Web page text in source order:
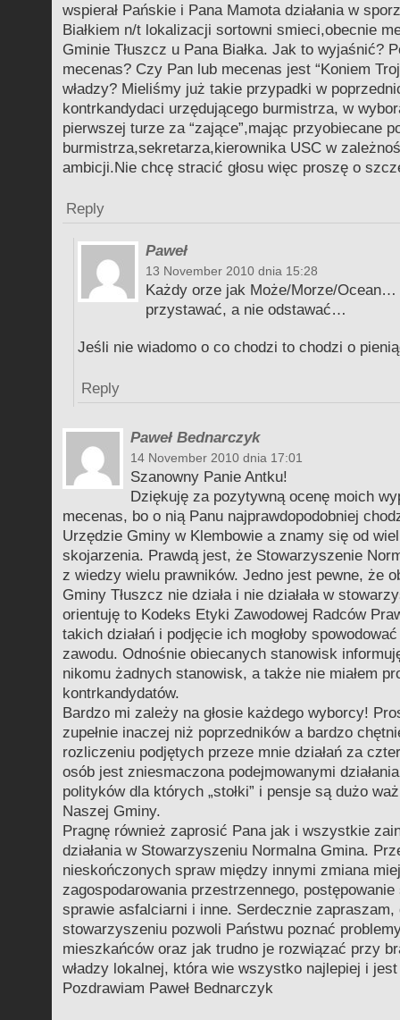
wspierał Pańskie i Pana Mamota działania w
Białkiem n/t lokalizacji sortowni smieci,obecnie
Gminie Tłuszcz u Pana Białka. Jak to wyjaśnić?
mecenas? Czy Pan lub mecenas jest “Koniem
władzy? Mieliśmy już takie przypadki w
kontrkandydaci urzędującego burmistrza, w
pierwszej turze za “zające”,mając przyobiecane
burmistrza,sekretarza,kierownika USC w
ambicji.Nie chcę stracić głosu więc proszę o
Reply
Paweł
13 November 2010 dnia 15:28
Każdy orze jak Może/Morze/
przystawać, a nie odstawać…
Jeśli nie wiadomo o co chodzi to chodzi o
Reply
Paweł Bednarczyk
14 November 2010 dnia 17:01
Szanowny Panie Antku!
Dziękuję za pozytywną ocenę moich
mecenas, bo o nią Panu najprawdopodobniej
Urzędzie Gminy w Klembowie a znamy się od
skojarzenia. Prawdą jest, że Stowarzyszenie
z wiedzy wielu prawników. Jedno jest pewne, że
Gminy Tłuszcz nie działa i nie działała w
orientuję to Kodeks Etyki Zawodowej Radców
takich działań i podjęcie ich mogłoby
zawodu. Odnośnie obiecanych stanowisk
nikomu żadnych stanowisk, a także nie miałem
kontrkandydatów.
Bardzo mi zależy na głosie każdego wyborcy!
zupełnie inaczej niż poprzedników a bardzo
rozliczeniu podjętych przeze mnie działań za
osób jest zniesmaczona podejmowanymi
polityków dla których „stołki” i pensje są dużo
Naszej Gminy.
Pragnę również zaprosić Pana jak i wszystkie
działania w Stowarzyszeniu Normalna Gmina.
nieskończonych spraw między innymi zmiana
zagospodarowania przestrzennego,
sprawie asfalciarni i inne. Serdecznie zapraszam,
stowarzyszeniu pozwoli Państwu poznać
mieszkańców oraz jak trudno je rozwiązać przy
władzy lokalnej, która wie wszystko najlepiej i
Pozdrawiam Paweł Bednarczyk